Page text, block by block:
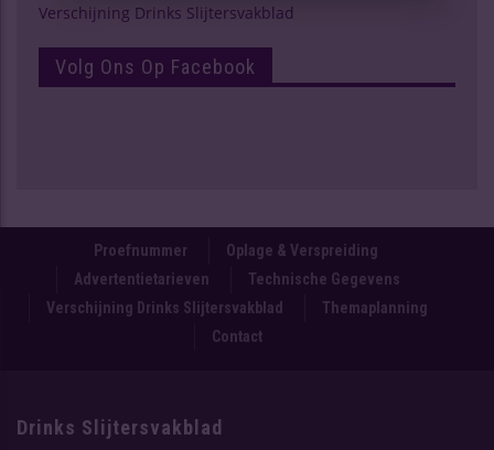
Verschijning Drinks Slijtersvakblad
Volg Ons Op Facebook
Proefnummer
Oplage & Verspreiding
Advertentietarieven
Technische Gegevens
Verschijning Drinks Slijtersvakblad
Themaplanning
Contact
Drinks Slijtersvakblad